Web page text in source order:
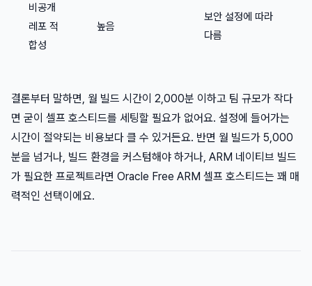
비공개
레포 적
합성
높음
보안 설정에 따라
다름
결론부터 말하면, 월 빌드 시간이 2,000분 이하고 팀 규모가 작다
면 굳이 셀프 호스티드를 세팅할 필요가 없어요. 설정에 들어가는
시간이 절약되는 비용보다 클 수 있거든요. 반면 월 빌드가 5,000
분을 넘거나, 빌드 환경을 커스텀해야 하거나, ARM 네이티브 빌드
가 필요한 프로젝트라면 Oracle Free ARM 셀프 호스티드는 꽤 매
력적인 선택이에요.